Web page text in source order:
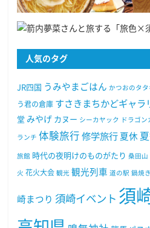
人気のタグ
JR四国 うみやまごはん かつおのタタ
う君の倉庫 すさきまちかどギャラ
堂 みやげ カヌー シーカヤック ドラゴン
ランチ 体験旅行 修学旅行 夏休
旅館 時代の夜明けのものがたり 桑田山
火 花火大会 観光 観光列車 道の駅 鍋焼
崎まつり 須崎イベント 須